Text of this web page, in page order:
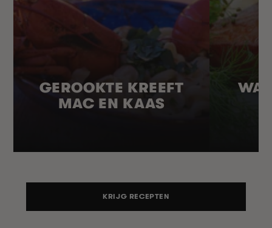
GEROOKTE KREEFT
MAC EN KAAS
KRIJG RECEPTEN